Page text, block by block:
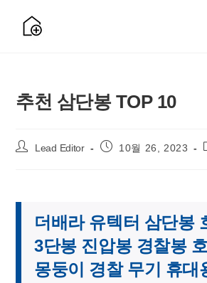
추천 삼단봉 TOP 10
Post
Lead Editor
Post 10월 26, 2023
더배라 유텍터 삼단봉
3단봉 진압봉 경찰봉
몽둥이 경찰 무기 휴대